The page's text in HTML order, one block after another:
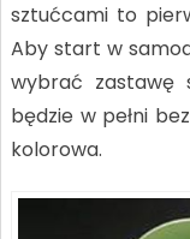
sztućcami to
Aby start w
wybrać zastawę
będzie w pełni
kolorowa.